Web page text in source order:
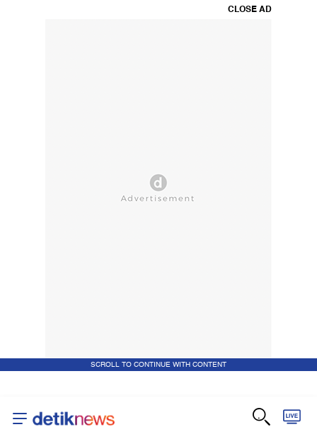
CLOSE AD
SCROLL TO CONTINUE WITH CONTENT